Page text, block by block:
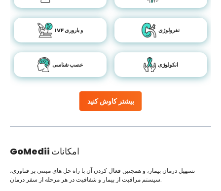
بیشتر کاوش کنید
IVF و باروری نفرولوژی
عصب شناسی انکولوژی
GoMedii امکانات
تسهیل درمان بیمار، و همچنین فعال کردن آن با راه حل های مبتنی بر فناوری،
سیستم مراقبت از بیمار و شفافیت در هر مرحله از سفر درمان.